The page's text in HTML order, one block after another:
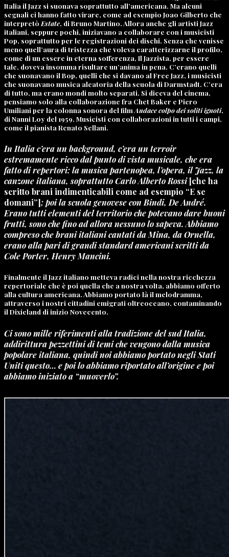
Italia il Jazz si suonava soprattutto all’americana. Ma alcuni
segnali ci hanno fatto virare, come ad esempio Joao Gilberto che
interpretò Estate, di Bruno Martino. Allora anche gli artisti Jazz
italiani, seppure pochi, iniziavano a collaborare con i musicisti
Pop, soprattutto per le registrazioni dei dischi. Senza che venisse
meno quell’aura di tristezza che voleva caratterizzarne il profilo,
come di un essere in eterna sofferenza, Il Jazzista, per essere
tale, doveva insomma risultare un’anima in pena. C’erano quelli
che suonavano il Bop, quelli che si davano al Free Jazz, i musicisti
che suonavano musica aleatoria della scuola di Darmstadt. C’era
di tutto, ma erano mondi molto separati. Si diceva del cinema,
pensiamo solo alla collaborazione fra Chet Baker e Piero
Umiliani per la colonna sonora del film Audace colpo dei soliti ignoti,
di Nanni Loy del 1959. Musicisti con collaborazioni in tutti i campi,
come il pianista Renato Sellani.
In Italia c’era un background, c’era un terroir
estremamente ricco dal punto di vista musicale, che era
fatto di repertori: la musica partenopea, l’opera, il Jazz, la
canzone italiana, soprattutto Carlo Alberto Rossi [che ha
scritto brani indimenticabili come ad esempio “E se
domani”]; poi la scuola genovese con Bindi, De André.
Erano tutti elementi del territorio che potevano dare buoni
frutti, sono che fino ad allora nessuno lo sapeva. Abbiamo
compreso che brani italiani cantati da Mina, da Ornella,
erano alla pari di grandi standard americani scritti da
Cole Porter, Henry Mancini.
Finalmente il Jazz italiano metteva radici nella nostra ricchezza
repertoriale che è poi quella che a nostra volta, abbiamo offerto
alla cultura americana.Abbiamo portato là ilmelodramma,
attraverso i nostri cittadini emigrati oltreoceano, contaminando
il Dixieland di inizio Novecento.
Ci sono mille riferimenti alla tradizione del sud Italia,
addirittura pezzettini di temi che vengono dalla musica
popolare italiana, quindi noi abbiamo portato negli Stati
Uniti questo… e poi lo abbiamo riportato all’origine e poi
abbiamo iniziato a “muoverlo”.